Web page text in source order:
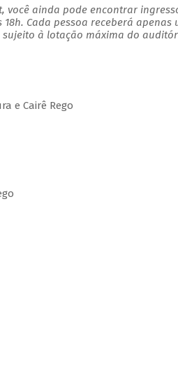
você ainda pode encontrar
Cada pessoa receberá apenas
à lotação máxima do
e Cairê Rego